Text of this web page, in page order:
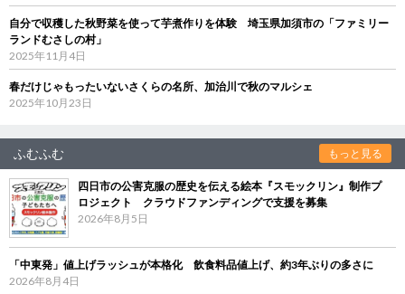
自分で収穫した秋野菜を使って芋煮作りを体験 埼玉県加須市の「ファミリー
ランドむさしの村」
2025年11月4日
春だけじゃもったいないさくらの名所、加治川で秋のマルシェ
2025年10月23日
ふむふむ もっと見る
四日市の公害克服の歴史を伝える絵本『スモックリン』制作プ
ロジェクト クラウドファンディングで支援を募集
2026年8月5日
「中東発」値上げラッシュが本格化 飲食料品値上げ、約3年ぶりの多さに
2026年8月4日